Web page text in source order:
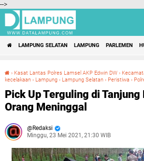
-->
LAMPUNG SELATAN LAMPUNG PARLEMEN
› Kasat Lantas Polres Lamsel AKP Edwin DW ›
kecelakaan › Lampung › Lampung Selatan › Peristiwa ›
Pick Up Terguling di Tanjung
Orang Meninggal
Redaksi
Minggu, 23 Mei 2021, 21:30 WIB